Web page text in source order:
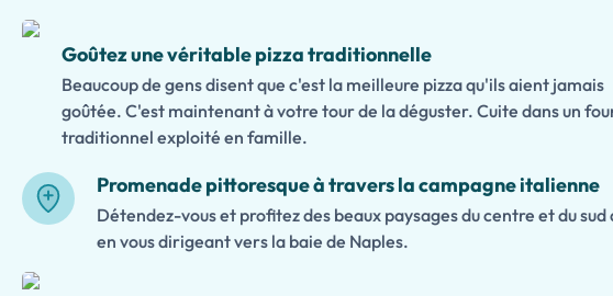
Goûtez une véritable pizza traditionnelle
Beaucoup de gens disent que c'est la meilleure pizza qu'ils aient jamais
goûtée. C'est maintenant à votre tour de la déguster. Cuite dans un
traditionnel exploité en famille.
Promenade pittoresque à travers la campagne italienne
Détendez-vous et profitez des beaux paysages du centre et du
en vous dirigeant vers la baie de Naples.